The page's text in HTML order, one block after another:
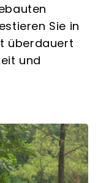
Sie in
überdauert
und